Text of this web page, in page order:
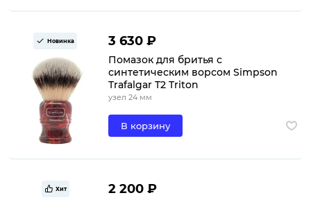
Новинка 3 630 ₽
Помазок для бритья с
синтетическим ворсом Simpson
Trafalgar T2 Triton
узел 24 мм
В корзину
Хит 2 200 ₽